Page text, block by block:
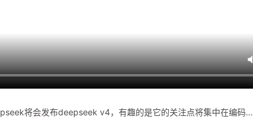
将会发布deepseek v4，有趣的是它的关注点将集中在编码…